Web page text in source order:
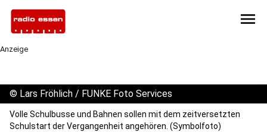
menu
Anzeige
© Lars Fröhlich / FUNKE Foto Services
Volle Schulbusse und Bahnen sollen mit dem zeitversetzten
Schulstart der Vergangenheit angehören. (Symbolfoto)